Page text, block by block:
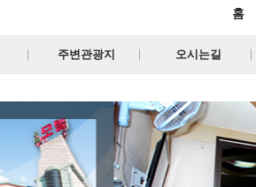
홈
주변관광지 오시는길